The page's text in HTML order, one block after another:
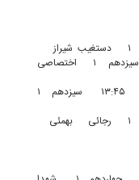
۱ دستغیب شیراز
سیزدهم ۱
اختصاصی
۱۳:۴۵ سیزدهم
۱
۱ رجائی
بهمئی